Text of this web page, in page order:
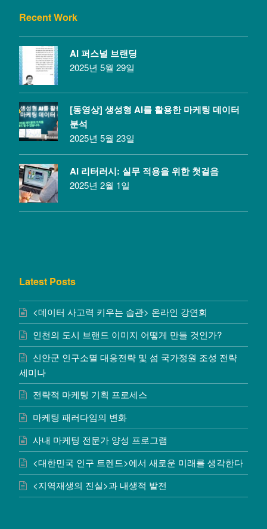
Recent Work
AI 퍼스널 브랜딩
2025년 5월 29일
[동영상] 생성형 AI를 활용한 마케팅 데이터
분석
2025년 5월 23일
AI 리터러시: 실무 적용을 위한 첫걸음
2025년 2월 1일
Latest Posts
<데이터 사고력 키우는 습관> 온라인 강연회
인천의 도시 브랜드 이미지 어떻게 만들 것인가?
신안군 인구소멸 대응전략 및 섬 국가정원 조성 전략
세미나
전략적 마케팅 기획 프로세스
마케팅 패러다임의 변화
사내 마케팅 전문가 양성 프로그램
<대한민국 인구 트렌드>에서 새로운 미래를 생각한다
<지역재생의 진실>과 내생적 발전